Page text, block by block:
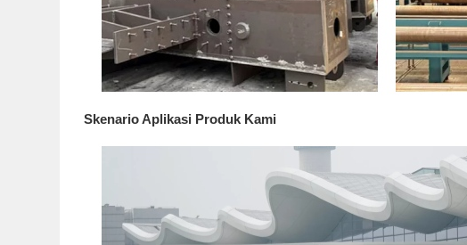
Skenario Aplikasi Produk Kami